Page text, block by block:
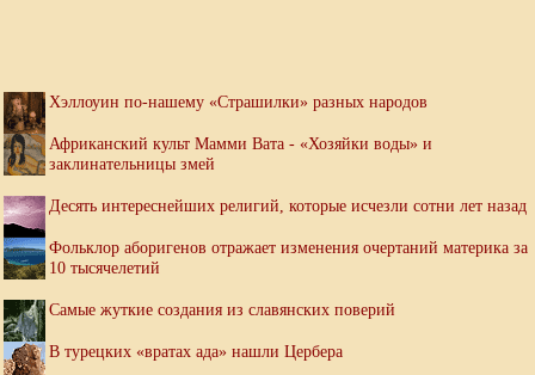
Хэллоуин по-нашему «Страшилки» разных народов
Африканский культ Мамми Вата - «Хозяйки воды» и
заклинательницы змей
Десять интереснейших религий, которые исчезли сотни лет назад
Фольклор аборигенов отражает изменения очертаний материка за
10 тысячелетий
Самые жуткие создания из славянских поверий
В турецких «вратах ада» нашли Цербера